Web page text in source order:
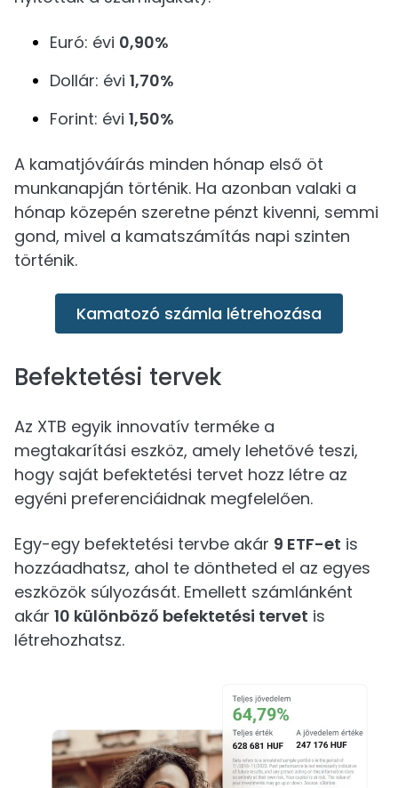
Euró: évi 0,90%
Dollár: évi 1,70%
Forint: évi 1,50%
A kamatjóváírás minden hónap első öt
munkanapján történik. Ha azonban valaki a
hónap közepén szeretne pénzt kivenni, semmi
gond, mivel a kamatszámítás napi szinten
történik.
Kamatozó számla létrehozása
Befektetési tervek
Az XTB egyik innovatív terméke a
megtakarítási eszköz, amely lehetővé teszi,
hogy saját befektetési tervet hozz létre az
egyéni preferenciáidnak megfelelően.
Egy-egy befektetési tervbe akár 9 ETF-et is
hozzáadhatsz, ahol te döntheted el az egyes
eszközök súlyozását. Emellett számlánként
akár 10 különböző befektetési tervet is
létrehozhatsz.